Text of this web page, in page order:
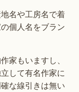
名や工房名で着
個人名をブラン
家もいますし、
して有名作家に
な線引きは無い